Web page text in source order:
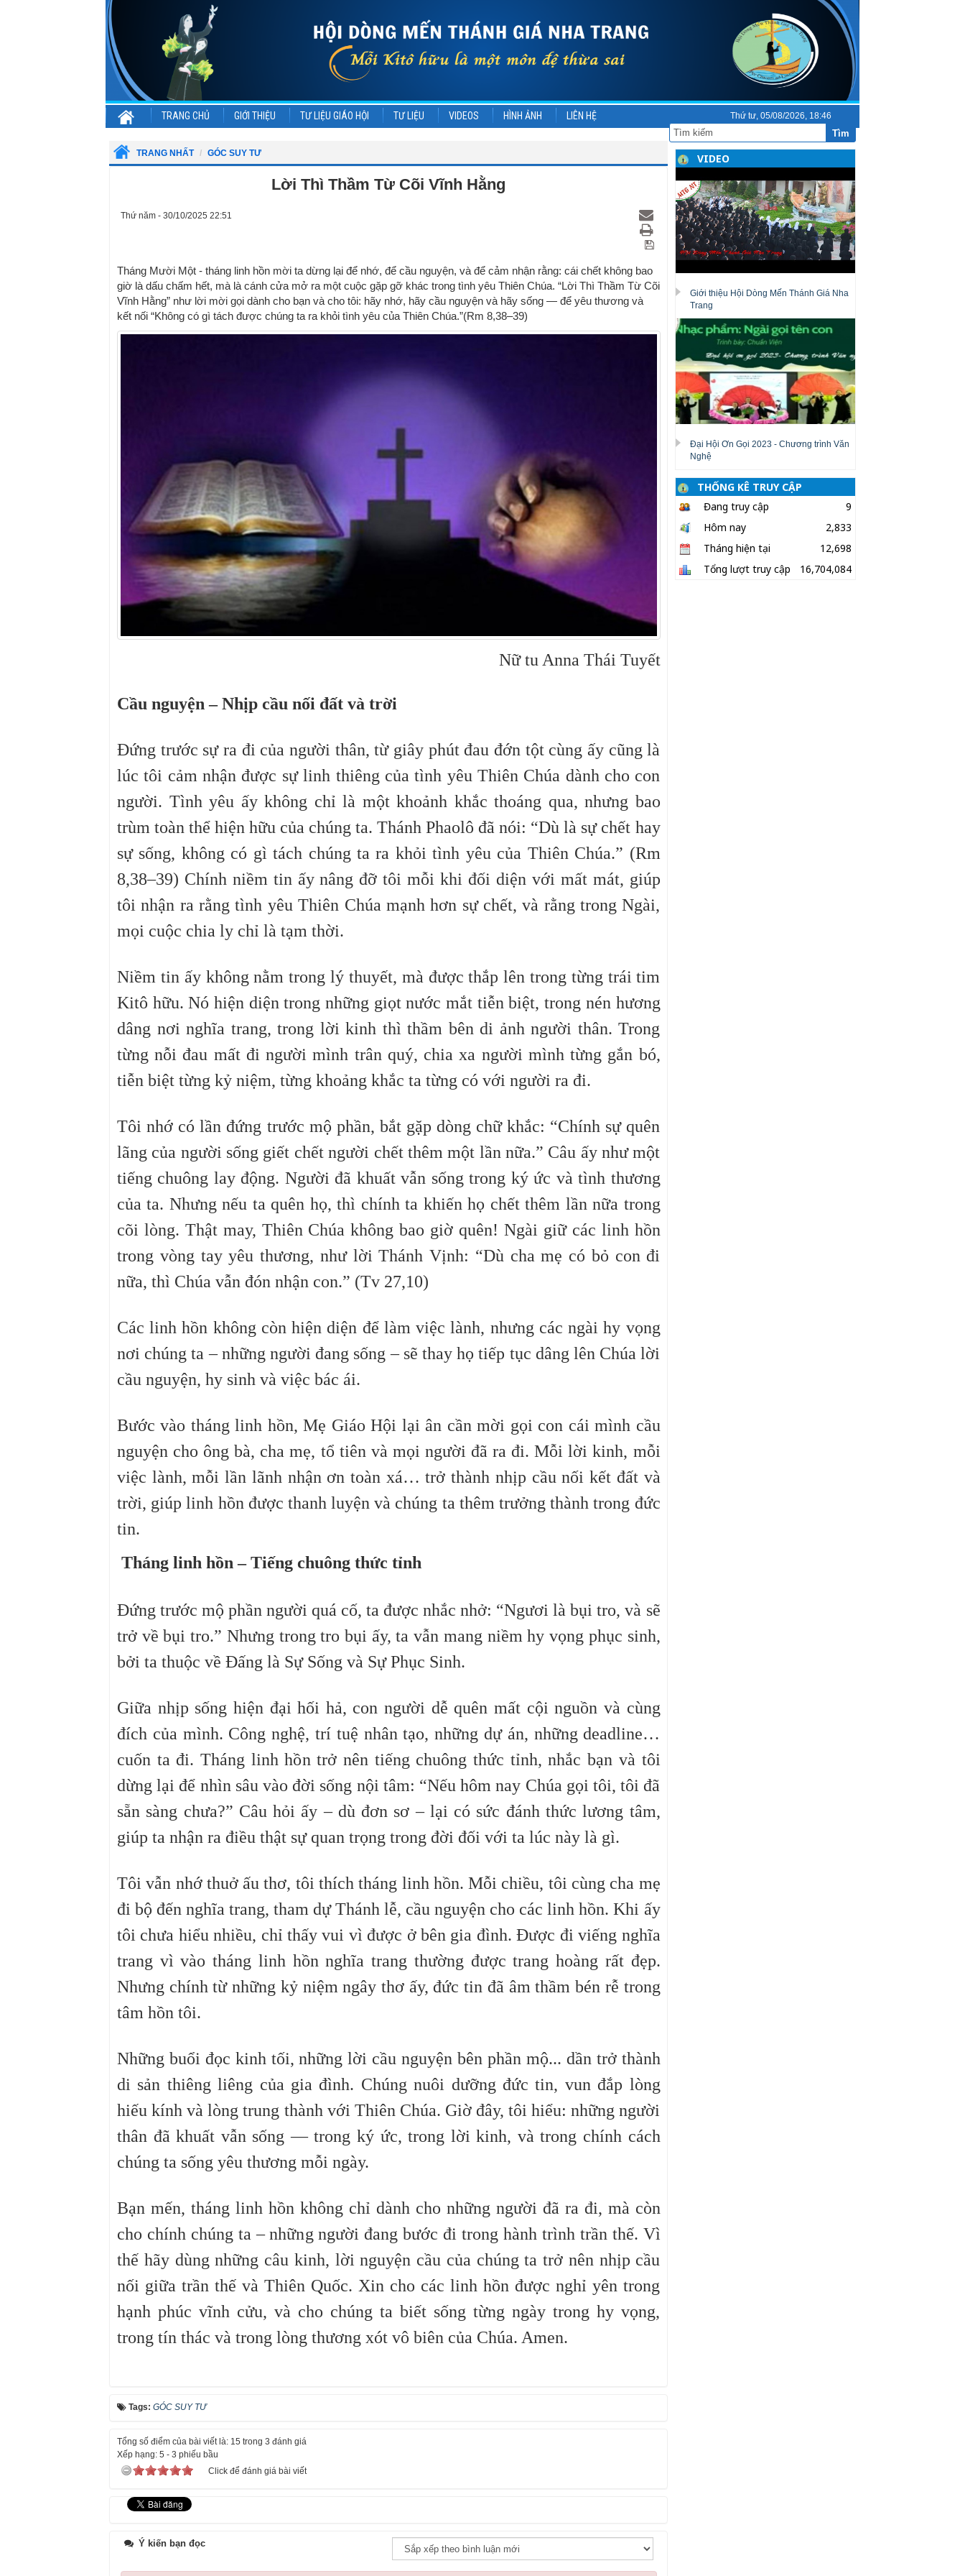
Tìm
TRANG CHỦ GIỚI THIỆU TƯ LIỆU GIÁO HỘI TƯ LIỆU VIDEOS HÌNH ẢNH LIÊN HỆ Thứ tư, 05/08/2026, 18:46
TRANG NHẤT GÓC SUY TƯ
Lời Thì Thầm Từ Cõi Vĩnh Hằng
Thứ năm - 30/10/2025 22:51
Tháng Mười Một - tháng linh hồn mời ta dừng lại để nhớ, để cầu nguyện, và để cảm nhận rằng: cái chết không bao
giờ là dấu chấm hết, mà là cánh cửa mở ra một cuộc gặp gỡ khác trong tình yêu Thiên Chúa. “Lời Thì Thầm Từ Cõi
Vĩnh Hằng” như lời mời gọi dành cho bạn và cho tôi: hãy nhớ, hãy cầu nguyện và hãy sống — để yêu thương và
kết nối “Không có gì tách được chúng ta ra khỏi tình yêu của Thiên Chúa.”(Rm 8,38–39)
Nữ tu Anna Thái Tuyết
Cầu nguyện – Nhịp cầu nối đất và trời
Đứng trước sự ra đi của người thân, từ giây phút đau đớn tột cùng ấy cũng là
lúc tôi cảm nhận được sự linh thiêng của tình yêu Thiên Chúa dành cho con
người. Tình yêu ấy không chỉ là một khoảnh khắc thoáng qua, nhưng bao
trùm toàn thể hiện hữu của chúng ta. Thánh Phaolô đã nói: “Dù là sự chết hay
sự sống, không có gì tách chúng ta ra khỏi tình yêu của Thiên Chúa.” (Rm
8,38–39) Chính niềm tin ấy nâng đỡ tôi mỗi khi đối diện với mất mát, giúp
tôi nhận ra rằng tình yêu Thiên Chúa mạnh hơn sự chết, và rằng trong Ngài,
mọi cuộc chia ly chỉ là tạm thời.
Niềm tin ấy không nằm trong lý thuyết, mà được thắp lên trong từng trái tim
Kitô hữu. Nó hiện diện trong những giọt nước mắt tiễn biệt, trong nén hương
dâng nơi nghĩa trang, trong lời kinh thì thầm bên di ảnh người thân. Trong
từng nỗi đau mất đi người mình trân quý, chia xa người mình từng gắn bó,
tiễn biệt từng kỷ niệm, từng khoảng khắc ta từng có với người ra đi.
Tôi nhớ có lần đứng trước mộ phần, bắt gặp dòng chữ khắc: “Chính sự quên
lãng của người sống giết chết người chết thêm một lần nữa.” Câu ấy như một
tiếng chuông lay động. Người đã khuất vẫn sống trong ký ức và tình thương
của ta. Nhưng nếu ta quên họ, thì chính ta khiến họ chết thêm lần nữa trong
cõi lòng. Thật may, Thiên Chúa không bao giờ quên! Ngài giữ các linh hồn
trong vòng tay yêu thương, như lời Thánh Vịnh: “Dù cha mẹ có bỏ con đi
nữa, thì Chúa vẫn đón nhận con.” (Tv 27,10)
Các linh hồn không còn hiện diện để làm việc lành, nhưng các ngài hy vọng
nơi chúng ta – những người đang sống – sẽ thay họ tiếp tục dâng lên Chúa lời
cầu nguyện, hy sinh và việc bác ái.
Bước vào tháng linh hồn, Mẹ Giáo Hội lại ân cần mời gọi con cái mình cầu
nguyện cho ông bà, cha mẹ, tổ tiên và mọi người đã ra đi. Mỗi lời kinh, mỗi
việc lành, mỗi lần lãnh nhận ơn toàn xá… trở thành nhịp cầu nối kết đất và
trời, giúp linh hồn được thanh luyện và chúng ta thêm trưởng thành trong đức
tin.
Tháng linh hồn – Tiếng chuông thức tỉnh
Đứng trước mộ phần người quá cố, ta được nhắc nhở: “Ngươi là bụi tro, và sẽ
trở về bụi tro.” Nhưng trong tro bụi ấy, ta vẫn mang niềm hy vọng phục sinh,
bởi ta thuộc về Đấng là Sự Sống và Sự Phục Sinh.
Giữa nhịp sống hiện đại hối hả, con người dễ quên mất cội nguồn và cùng
đích của mình. Công nghệ, trí tuệ nhân tạo, những dự án, những deadline…
cuốn ta đi. Tháng linh hồn trở nên tiếng chuông thức tỉnh, nhắc bạn và tôi
dừng lại để nhìn sâu vào đời sống nội tâm: “Nếu hôm nay Chúa gọi tôi, tôi đã
sẵn sàng chưa?” Câu hỏi ấy – dù đơn sơ – lại có sức đánh thức lương tâm,
giúp ta nhận ra điều thật sự quan trọng trong đời đối với ta lúc này là gì.
Tôi vẫn nhớ thuở ấu thơ, tôi thích tháng linh hồn. Mỗi chiều, tôi cùng cha mẹ
đi bộ đến nghĩa trang, tham dự Thánh lễ, cầu nguyện cho các linh hồn. Khi ấy
tôi chưa hiểu nhiều, chỉ thấy vui vì được ở bên gia đình. Được đi viếng nghĩa
trang vì vào tháng linh hồn nghĩa trang thường được trang hoàng rất đẹp.
Nhưng chính từ những kỷ niệm ngây thơ ấy, đức tin đã âm thầm bén rễ trong
tâm hồn tôi.
Những buổi đọc kinh tối, những lời cầu nguyện bên phần mộ... dần trở thành
di sản thiêng liêng của gia đình. Chúng nuôi dưỡng đức tin, vun đắp lòng
hiếu kính và lòng trung thành với Thiên Chúa. Giờ đây, tôi hiểu: những người
thân đã khuất vẫn sống — trong ký ức, trong lời kinh, và trong chính cách
chúng ta sống yêu thương mỗi ngày.
Bạn mến, tháng linh hồn không chỉ dành cho những người đã ra đi, mà còn
cho chính chúng ta – những người đang bước đi trong hành trình trần thế. Vì
thế hãy dùng những câu kinh, lời nguyện cầu của chúng ta trở nên nhịp cầu
nối giữa trần thế và Thiên Quốc. Xin cho các linh hồn được nghỉ yên trong
hạnh phúc vĩnh cửu, và cho chúng ta biết sống từng ngày trong hy vọng,
trong tín thác và trong lòng thương xót vô biên của Chúa. Amen.
Tags: GÓC SUY TƯ
Tổng số điểm của bài viết là: 15 trong 3 đánh giá
Xếp hạng: 5 - 3 phiếu bầu
Click để đánh giá bài viết
Ý kiến bạn đọc
VIDEO
Giới thiệu Hội Dòng Mến Thánh Giá Nha
Trang
Đại Hội Ơn Gọi 2023 - Chương trình Văn
Nghệ
THỐNG KÊ TRUY CẬP
Đang truy cập
9
Hôm nay
2,833
Tháng hiện tại
12,698
Tổng lượt truy cập
16,704,084